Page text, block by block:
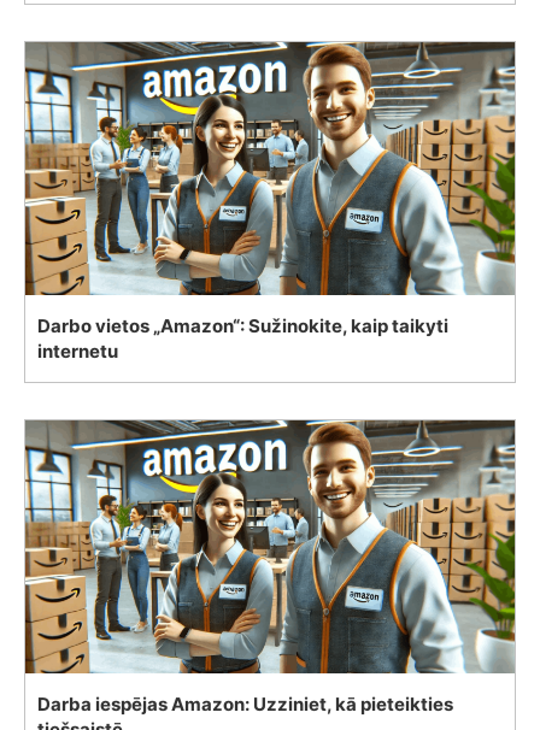
Darbo vietos „Amazon“: Sužinokite, kaip taikyti
internetu
Darba iespējas Amazon: Uzziniet, kā pieteikties